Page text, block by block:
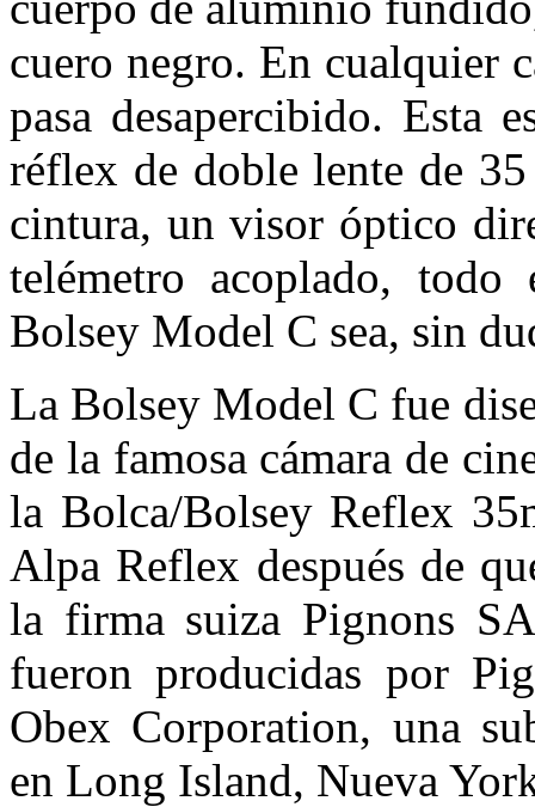
cuero negro. En cualquier
pasa desapercibido. Esta
réflex de doble lente de
cintura, un visor óptico
telémetro acoplado,
Bolsey Model C sea, sin
La Bolsey Model C fue
de la famosa cámara de
la Bolca/Bolsey Reflex
Alpa Reflex después de
la firma suiza Pignons
fueron producidas por
Obex Corporation, una
en Long Island, Nueva